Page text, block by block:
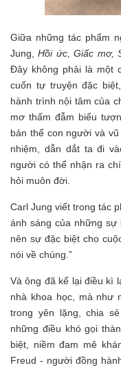
Giữa những tác phẩm
Jung,Hồi ức, Giấc mơ,
Đây không phải là một
cuốn tự truyện đặc
hành trình nội tâm của
mơ thấm đẫm biểu
bản thể con người và
nhiệm, dẫn dắt ta đi
người có thể nhận ra
hỏi muôn đời.
Carl Jung viết trong tác
ánh sáng của những
nên sự đặc biệt cho
nói về chúng.”
Và ông đã kể lại điều kì
nhà khoa học, mà như
trong yên lặng, chia
những điều khó gọi
biệt, niềm đam mê
Freud - người đồng